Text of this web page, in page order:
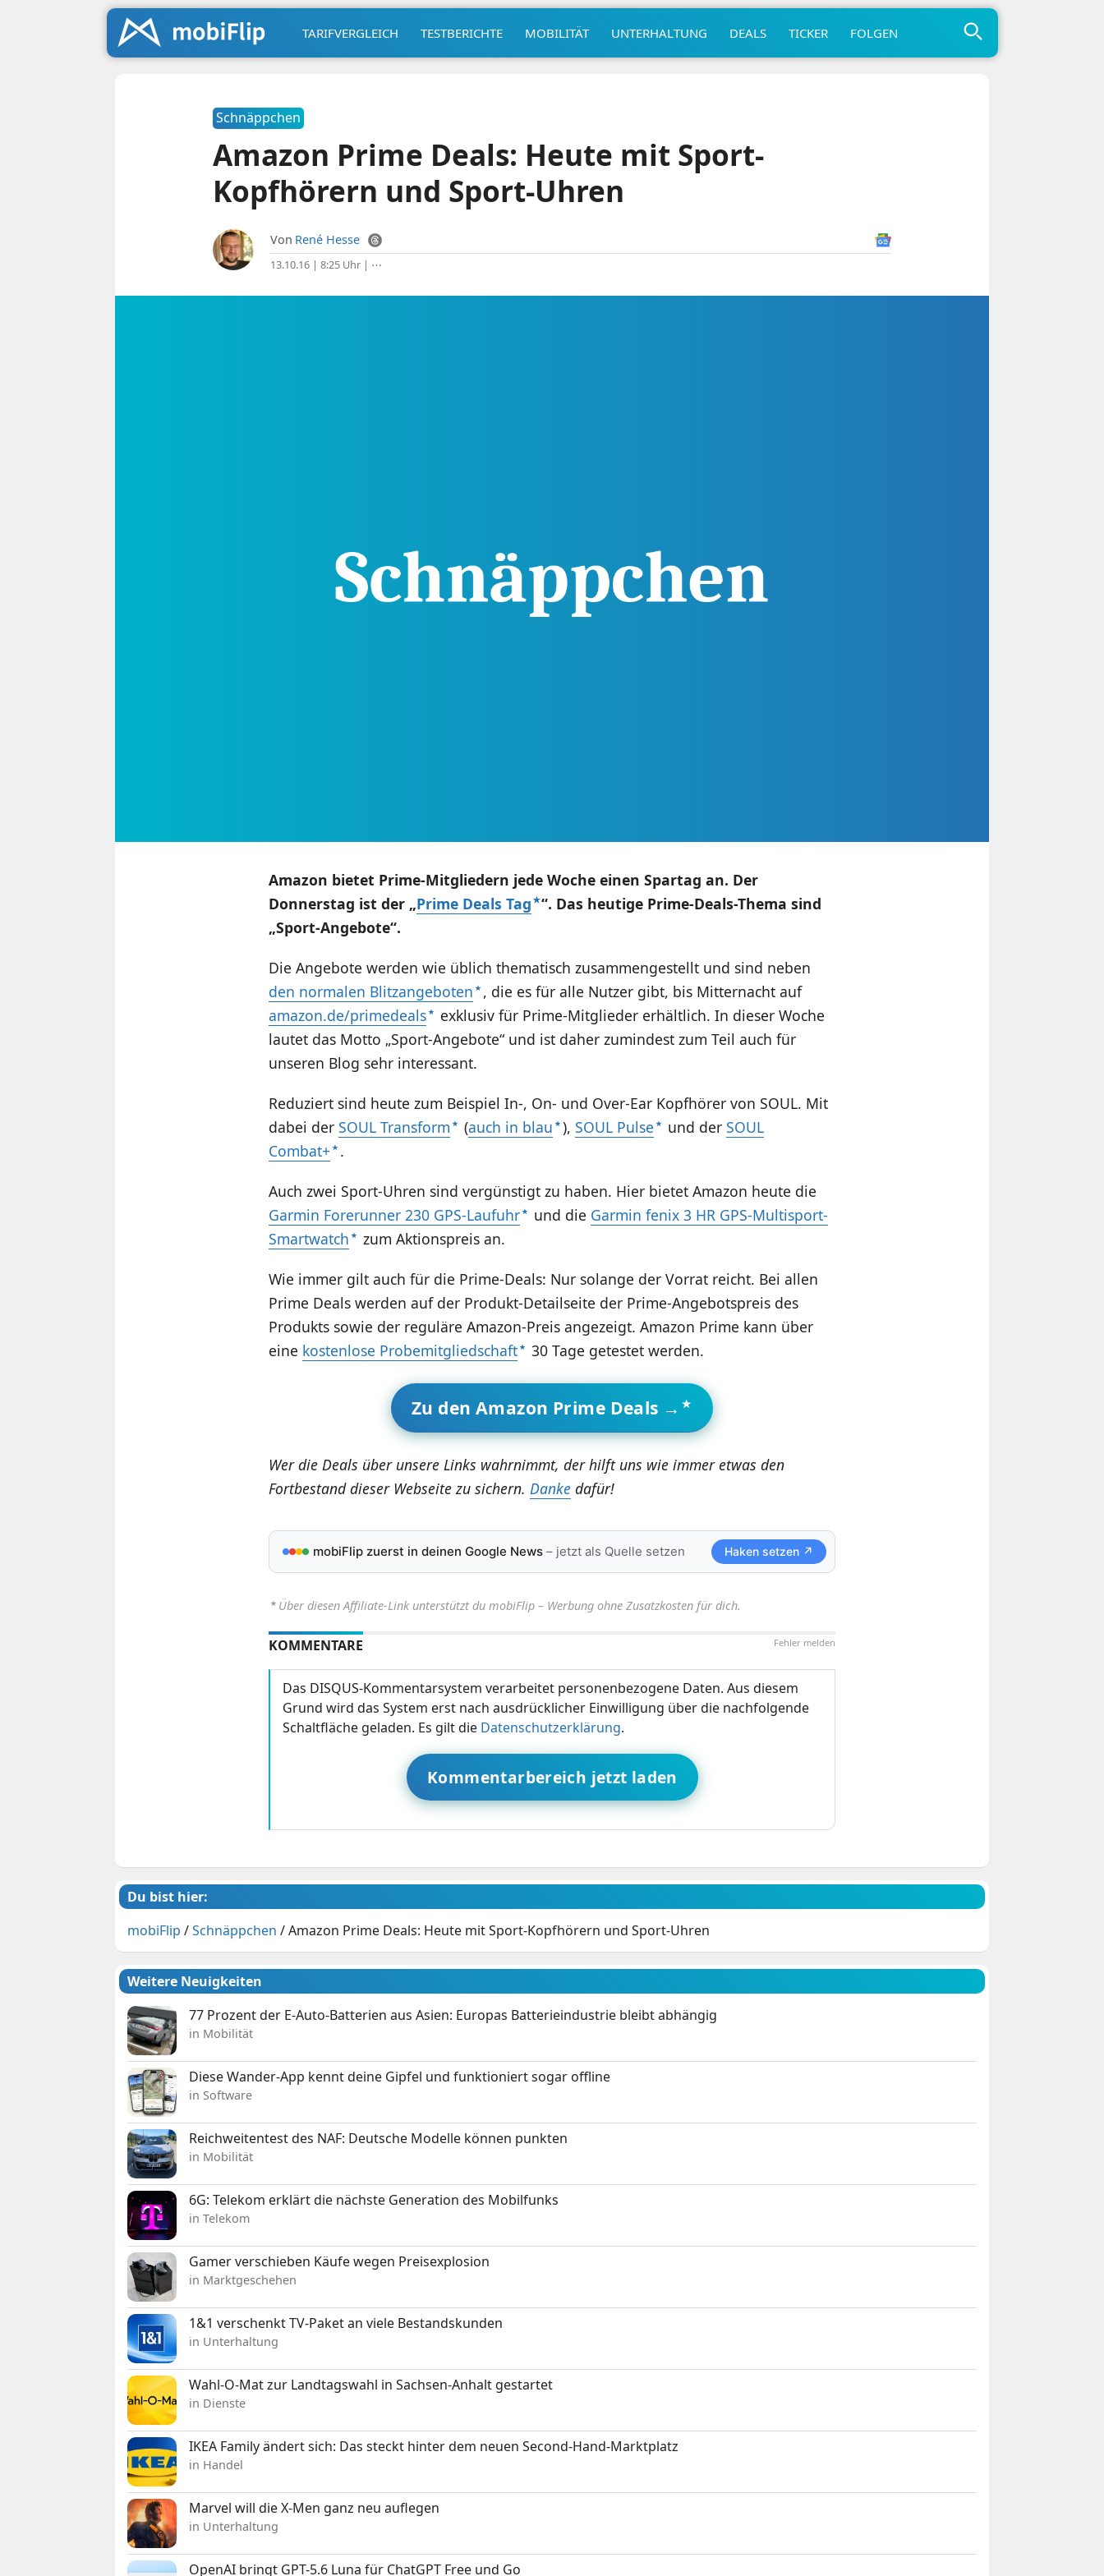
TARIFVERGLEICH TESTBERICHTE MOBILITÄT UNTERHALTUNG DEALS TICKER FOLGEN
Schnäppchen
Amazon Prime Deals: Heute mit Sport-
Kopfhörern und Sport-Uhren
Von René Hesse
13.10.16 | 8:25 Uhr| ⋯
Amazon bietet Prime-Mitgliedern jede Woche einen Spartag an. Der
Donnerstag ist der „Prime Deals Tag “. Das heutige Prime-Deals-Thema sind
„Sport-Angebote“.
Die Angebote werden wie üblich thematisch zusammengestellt und sind neben
den normalen Blitzangeboten , die es für alle Nutzer gibt, bis Mitternacht auf
amazon.de/primedeals
exklusiv für Prime-Mitglieder erhältlich. In dieser Woche
lautet das Motto „Sport-Angebote“ und ist daher zumindest zum Teil auch für
unseren Blog sehr interessant.
Reduziert sind heute zum Beispiel In-, On- und Over-Ear Kopfhörer von SOUL. Mit
dabei der SOUL Transform (auch in blau ), SOUL Pulse und der SOUL
Combat+ .
Auch zwei Sport-Uhren sind vergünstigt zu haben. Hier bietet Amazon heute die
Garmin Forerunner 230 GPS-Laufuhr
und die Garmin fenix 3 HR GPS-Multisport-
Smartwatch
zum Aktionspreis an.
Wie immer gilt auch für die Prime-Deals: Nur solange der Vorrat reicht. Bei allen
Prime Deals werden auf der Produkt-Detailseite der Prime-Angebotspreis des
Produkts sowie der reguläre Amazon-Preis angezeigt. Amazon Prime kann über
eine kostenlose Probemitgliedschaft 30 Tage getestet werden.
Zu den Amazon Prime Deals →
Wer die Deals über unsere Links wahrnimmt, der hilft uns wie immer etwas den
Fortbestand dieser Webseite zu sichern. Dankedafür!
mobiFlip zuerst in deinen Google News– jetzt als Quelle setzen Haken setzen ↗
⋆ Über diesen Affiliate-Link unterstützt du mobiFlip – Werbung ohne Zusatzkosten für dich.
Fehler melden
KOMMENTARE
Das DISQUS-Kommentarsystem verarbeitet personenbezogene Daten. Aus diesem
Grund wird das System erst nach ausdrücklicher Einwilligung über die nachfolgende
Schaltfläche geladen. Es gilt die Datenschutzerklärung.
Kommentarbereich jetzt laden
Du bist hier:
mobiFlip /Schnäppchen /Amazon Prime Deals: Heute mit Sport-Kopfhörern und Sport-Uhren
Weitere Neuigkeiten
77 Prozent der E-Auto-Batterien aus Asien: Europas Batterieindustrie bleibt abhängig
in Mobilität
Diese Wander-App kennt deine Gipfel und funktioniert sogar offline
in Software
Reichweitentest des NAF: Deutsche Modelle können punkten
in Mobilität
6G: Telekom erklärt die nächste Generation des Mobilfunks
in Telekom
Gamer verschieben Käufe wegen Preisexplosion
in Marktgeschehen
1&1 verschenkt TV-Paket an viele Bestandskunden
in Unterhaltung
Wahl-O-Mat zur Landtagswahl in Sachsen-Anhalt gestartet
in Dienste
IKEA Family ändert sich: Das steckt hinter dem neuen Second-Hand-Marktplatz
in Handel
Marvel will die X-Men ganz neu auflegen
in Unterhaltung
OpenAI bringt GPT-5.6 Luna für ChatGPT Free und Go